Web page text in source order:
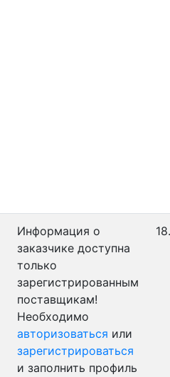
Информация о
заказчике доступна
только
зарегистрированным
поставщикам!
Необходимо
авторизоваться или
зарегистрироваться
и заполнить профиль